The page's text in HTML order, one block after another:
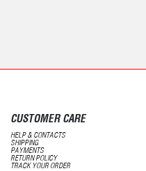
CUSTOMER CARE
HELP & CONTACTS
SHIPPING
PAYMENTS
RETURN POLICY
TRACK YOUR ORDER